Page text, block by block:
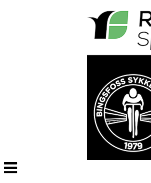
Veksle
navigasjon